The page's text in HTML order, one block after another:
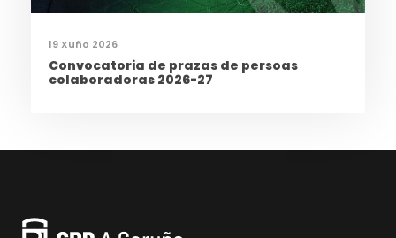
19 Xuño 2026
Convocatoria de prazas de persoas
colaboradoras 2026-27